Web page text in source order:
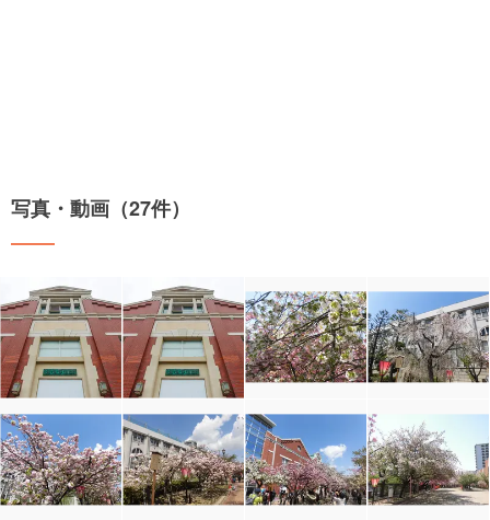
写真・動画（27件）